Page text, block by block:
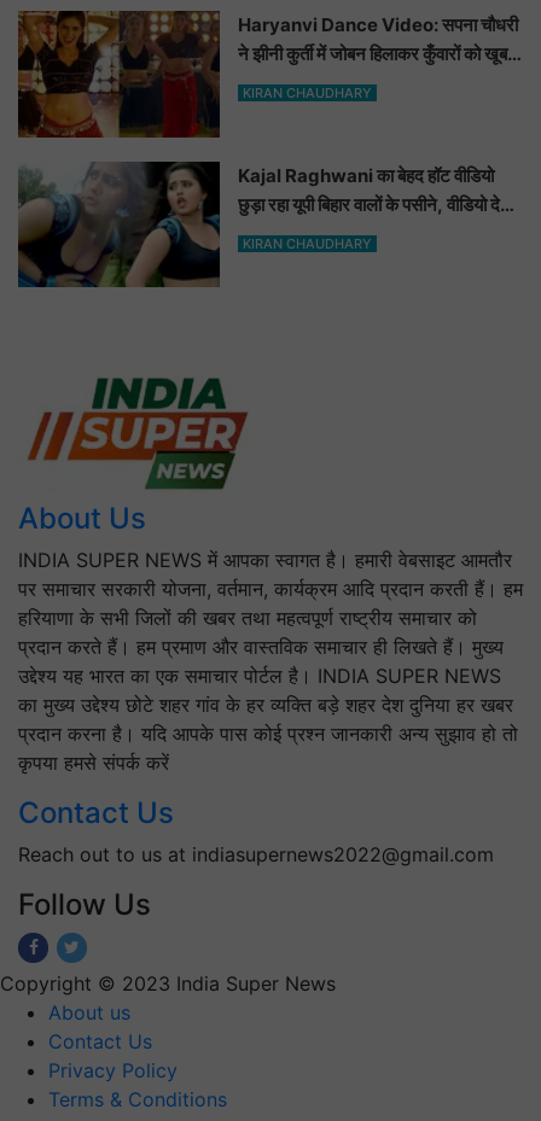
Haryanvi Dance Video: सपना चौधरी
ने झीनी कुर्ती में जोबन हिलाकर कुँवारों को खूब
ललचाया, यूट्यूब पर छाया Hot Dance
KIRAN CHAUDHARY
Kajal Raghwani का बेहद हॉट वीडियो
छुड़ा रहा यूपी बिहार वालों के पसीने, वीडियो देख
आप भी हो जाओगे बेकाबू
KIRAN CHAUDHARY
About Us
INDIA SUPER NEWS में आपका स्वागत है। हमारी वेबसाइट आमतौर
पर समाचार सरकारी योजना, वर्तमान, कार्यक्रम आदि प्रदान करती हैं। हम
हरियाणा के सभी जिलों की खबर तथा महत्वपूर्ण राष्ट्रीय समाचार को
प्रदान करते हैं। हम प्रमाण और वास्तविक समाचार ही लिखते हैं। मुख्य
उद्देश्य यह भारत का एक समाचार पोर्टल है। INDIA SUPER NEWS
का मुख्य उद्देश्य छोटे शहर गांव के हर व्यक्ति बड़े शहर देश दुनिया हर खबर
प्रदान करना है। यदि आपके पास कोई प्रश्न जानकारी अन्य सुझाव हो तो
कृपया हमसे संपर्क करें
Contact Us
Reach out to us at indiasupernews2022@gmail.com
Follow Us
Copyright © 2023 India Super News
About us
Contact Us
Privacy Policy
Terms & Conditions